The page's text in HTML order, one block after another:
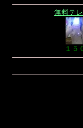
無料テ
１５